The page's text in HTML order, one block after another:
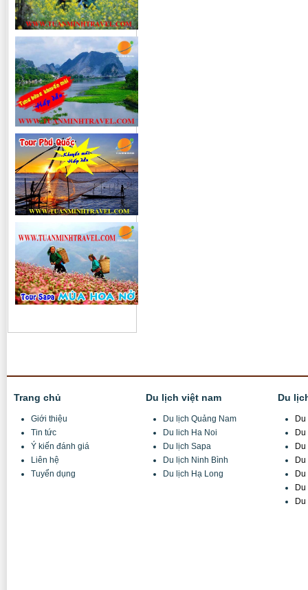
Trang chủ
Giới thiệu
Tin tức
Ý kiến đánh giá
Liên hệ
Tuyển dụng
Du lịch việt nam
Du lịch Quảng Nam
Du lich Ha Noi
Du lịch Sapa
Du lịch Ninh Bình
Du lịch Hạ Long
Du